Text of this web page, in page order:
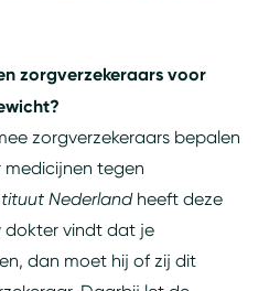
zorgverzekeraars voor
zorgverzekeraars bepalen
tegen
Nederlandheeft deze
dokter vindt dat je
dan moet hij of zij dit